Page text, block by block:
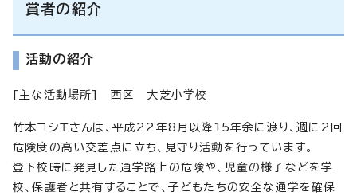
賞者の紹介
活動の紹介
[主な活動場所] 西区 大芝小学校
竹本ヨシエさんは、平成22年8月以降15年余に渡り、週に2回
危険度の高い交差点に立ち、見守り活動を行っています。
登下校時に発見した通学路上の危険や、児童の様子などを学
校、保護者と共有することで、子どもたちの安全な通学を確保